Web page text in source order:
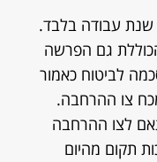
שנת עבודה בלבד.
גם הפרשה
לביטוח כאמור
צו ההרחבה.
לצו ההרחבה
תקום מהיום